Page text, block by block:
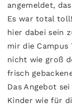
angemeldet,
Es war total
hier dabei sein
mir die Campus
nicht wie groß
frisch
Das Angebot
Kinder wie für